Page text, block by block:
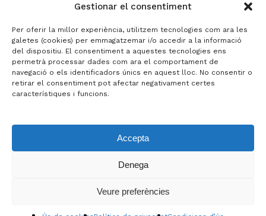
Gestionar el consentiment
Per oferir la millor experiència, utilitzem tecnologies com ara les
galetes (cookies) per emmagatzemar i/o accedir a la informació
del dispositiu. El consentiment a aquestes tecnologies ens
permetrà processar dades com ara el comportament de
navegació o els identificadors únics en aquest lloc. No consentir o
retirar el consentiment pot afectar negativament certes
característiques i funcions.
Accepta
Denega
Veure preferències
Visualitza la cistella Finalitza la compra
Activitat subvencionada per
© 2026 Brotons & Mercadal.